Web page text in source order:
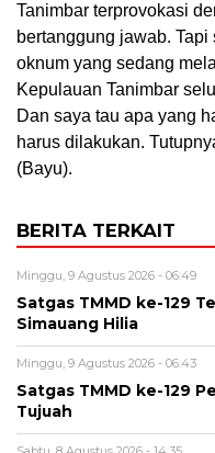
Tanimbar terprovokasi
bertanggung jawab.
oknum yang sedang
Kepulauan Tanimbar
Dan saya tau apa yang
harus dilakukan.
(Bayu).
BERITA TERKAIT
Minggu, 9 Agustus 2026 - 06:49
Satgas TMMD ke-129
Simauang Hilia
Minggu, 9 Agustus 2026 - 06:43
Satgas TMMD ke-129
Tujuah